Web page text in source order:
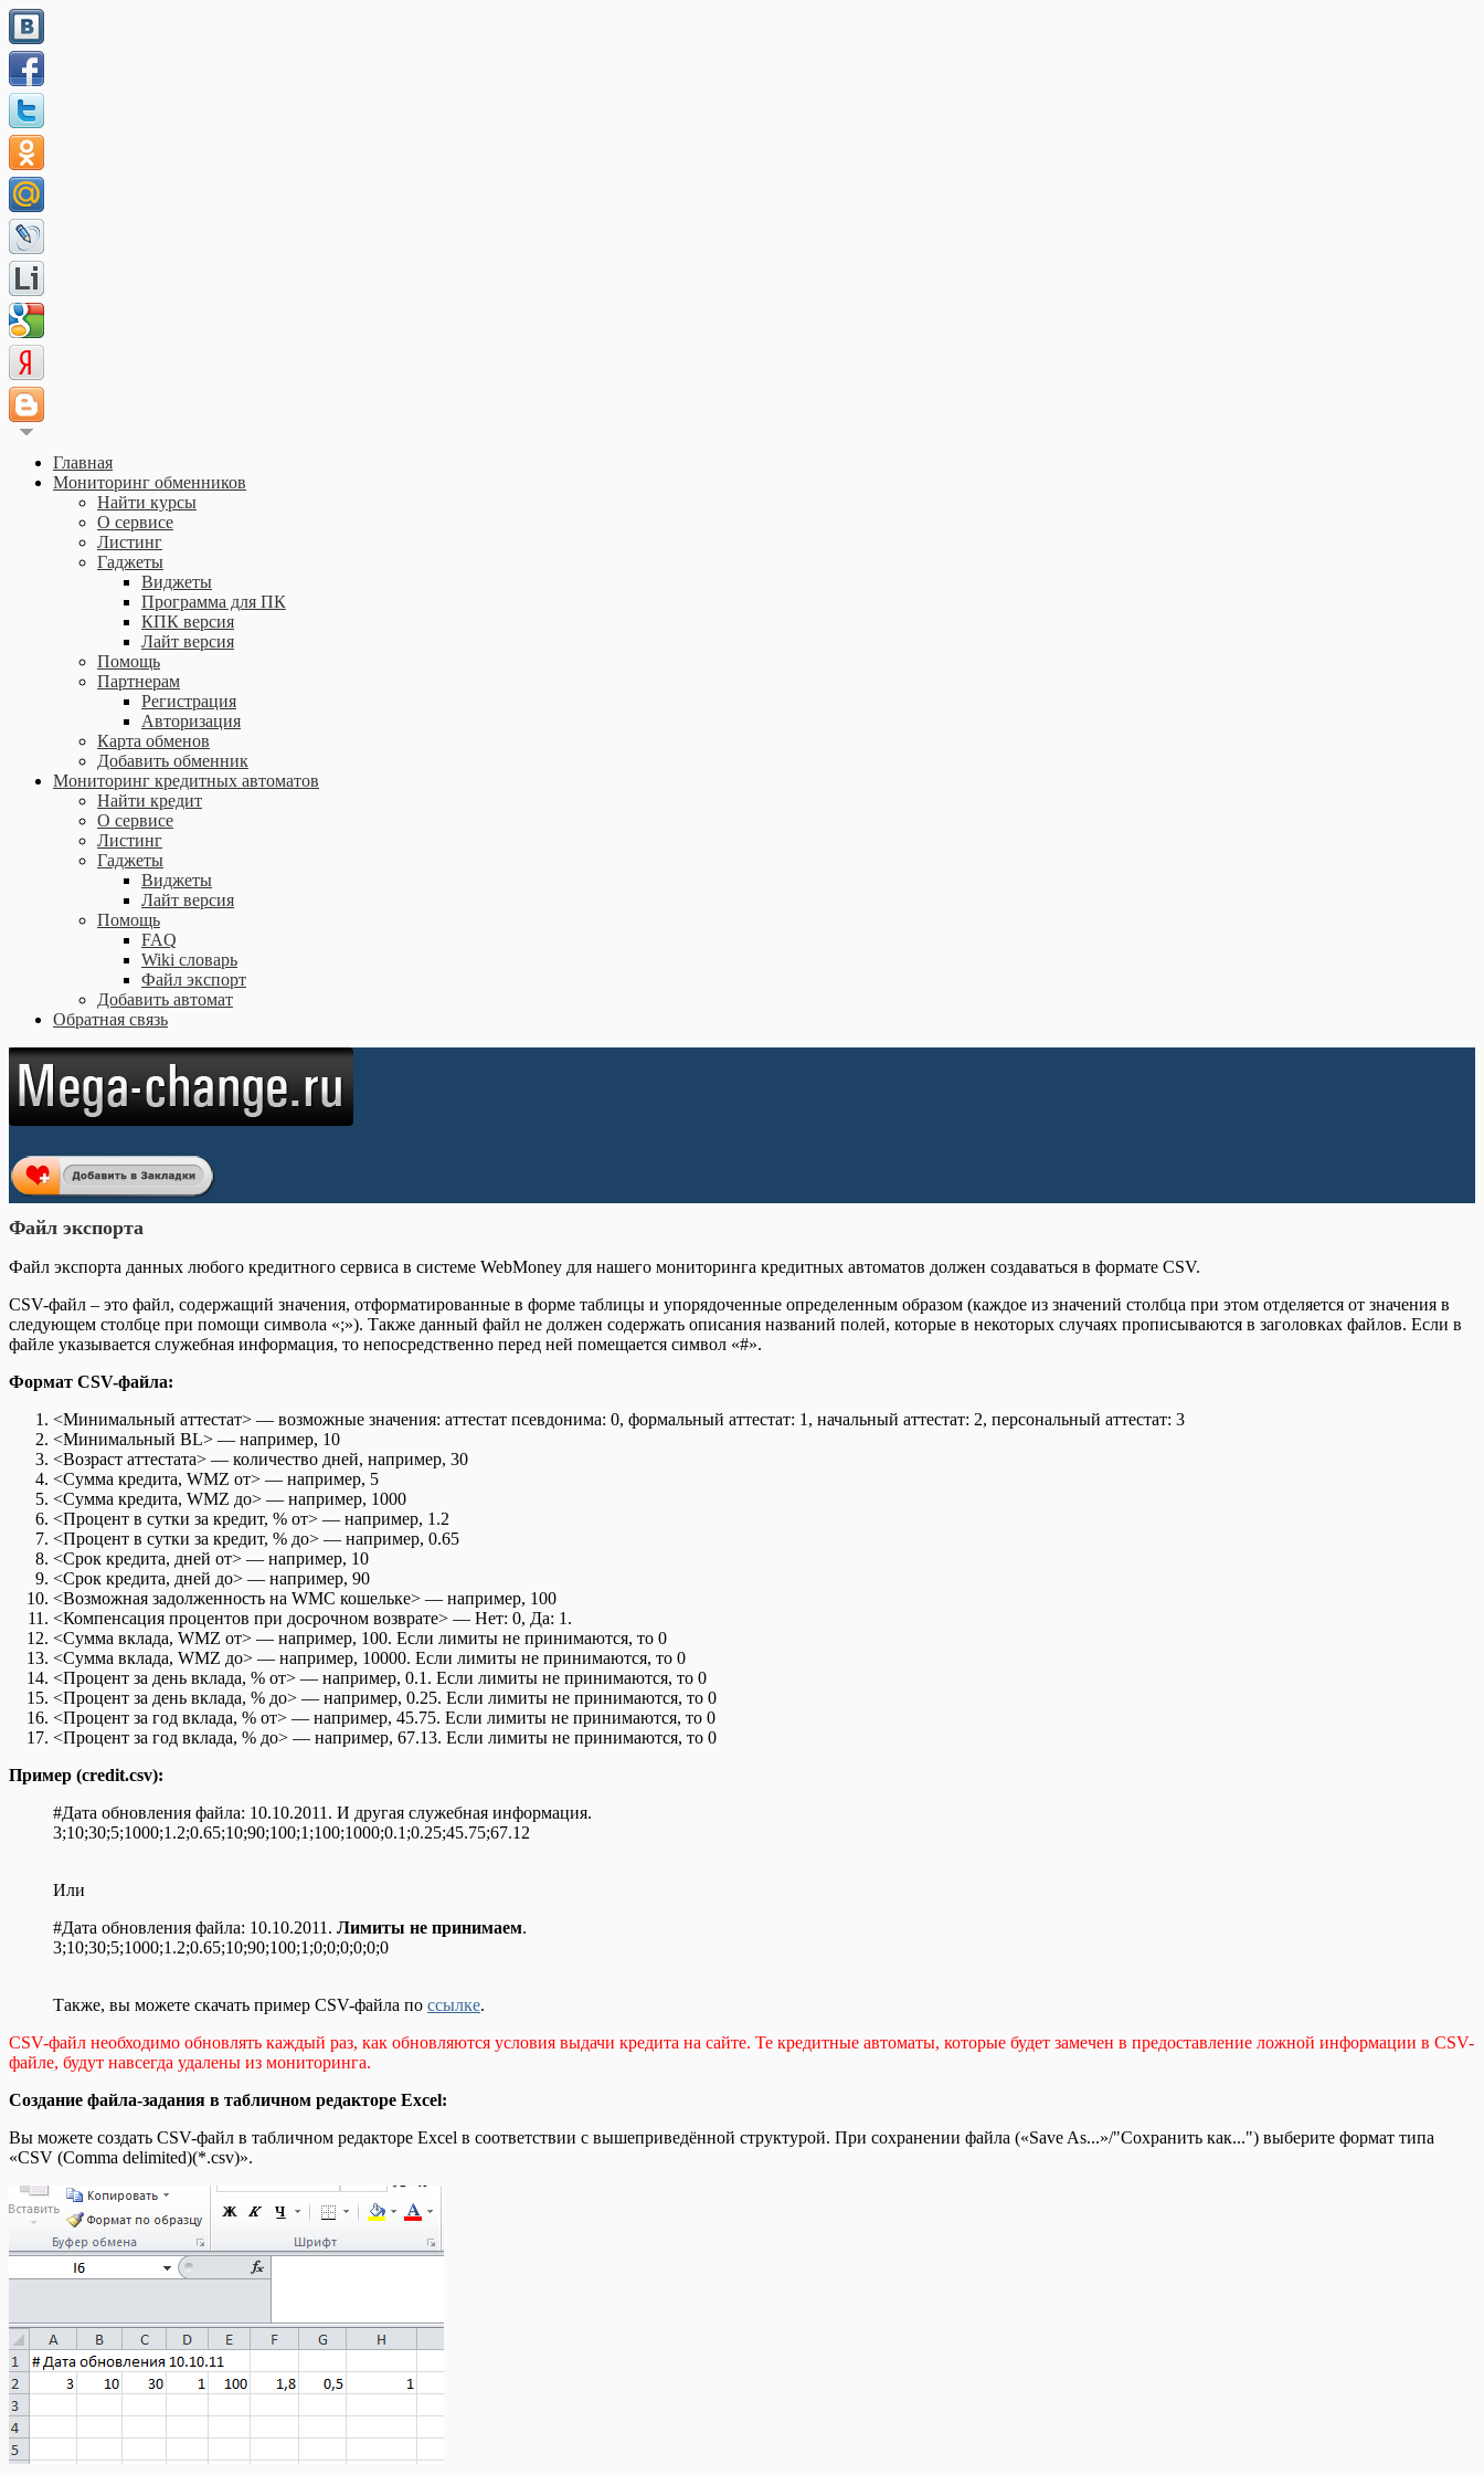
Главная
Мониторинг обменников
Найти курсы
О сервисе
Листинг
Гаджеты
Виджеты
Программа для ПК
КПК версия
Лайт версия
Помощь
Партнерам
Регистрация
Авторизация
Карта обменов
Добавить обменник
Мониторинг кредитных автоматов
Найти кредит
О сервисе
Листинг
Гаджеты
Виджеты
Лайт версия
Помощь
FAQ
Wiki словарь
Файл экспорт
Добавить автомат
Обратная связь
Файл экспорта
Файл экспорта данных любого кредитного сервиса в системе WebMoney для нашего мониторинга кредитных автоматов должен создаваться в формате CSV.
CSV-файл – это файл, содержащий значения, отформатированные в форме таблицы и упорядоченные определенным образом (каждое из значений столбца при этом отделяется от значения в
следующем столбце при помощи символа «;»). Также данный файл не должен содержать описания названий полей, которые в некоторых случаях прописываются в заголовках файлов. Если в
файле указывается служебная информация, то непосредственно перед ней помещается символ «#».
Формат CSV-файла:
<Минимальный аттестат> — возможные значения: аттестат псевдонима: 0, формальный аттестат: 1, начальный аттестат: 2, персональный аттестат: 3
<Минимальный BL> — например, 10
<Возраст аттестата> — количество дней, например, 30
<Сумма кредита, WMZ от> — например, 5
<Сумма кредита, WMZ до> — например, 1000
<Процент в сутки за кредит, % от> — например, 1.2
<Процент в сутки за кредит, % до> — например, 0.65
<Срок кредита, дней от> — например, 10
<Срок кредита, дней до> — например, 90
<Возможная задолженность на WMC кошельке> — например, 100
<Компенсация процентов при досрочном возврате> — Нет: 0, Да: 1.
<Сумма вклада, WMZ от> — например, 100. Если лимиты не принимаются, то 0
<Сумма вклада, WMZ до> — например, 10000. Если лимиты не принимаются, то 0
<Процент за день вклада, % от> — например, 0.1. Если лимиты не принимаются, то 0
<Процент за день вклада, % до> — например, 0.25. Если лимиты не принимаются, то 0
<Процент за год вклада, % от> — например, 45.75. Если лимиты не принимаются, то 0
<Процент за год вклада, % до> — например, 67.13. Если лимиты не принимаются, то 0
Пример (credit.csv):
#Дата обновления файла: 10.10.2011. И другая служебная информация.
3;10;30;5;1000;1.2;0.65;10;90;100;1;100;1000;0.1;0.25;45.75;67.12
Или
#Дата обновления файла: 10.10.2011. Лимиты не принимаем.
3;10;30;5;1000;1.2;0.65;10;90;100;1;0;0;0;0;0;0
Также, вы можете скачать пример CSV-файла по ссылке.
CSV-файл необходимо обновлять каждый раз, как обновляются условия выдачи кредита на сайте. Те кредитные автоматы, которые будет замечен в предоставление ложной информации в CSV-
файле, будут навсегда удалены из мониторинга.
Создание файла-задания в табличном редакторе Excel:
Вы можете создать CSV-файл в табличном редакторе Excel в соответствии с вышеприведённой структурой. При сохранении файла («Save As...»/"Сохранить как...") выберите формат типа
«CSV (Comma delimited)(*.csv)».